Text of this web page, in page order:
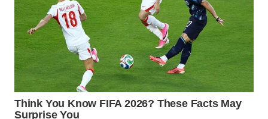
WN
PURWAKARTA
WN
PRIANGAN
TIMUR
WN